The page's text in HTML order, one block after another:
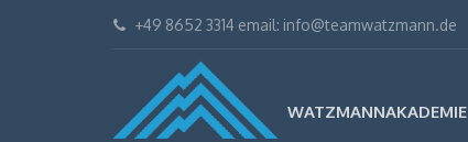
+49 8652 3314 email: info@teamwatzmann.de
WATZMANNAKADEMIE